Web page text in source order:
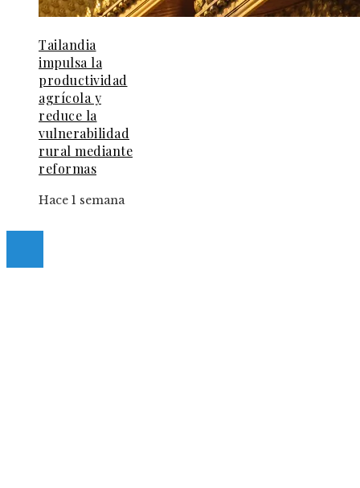
Tailandia
impulsa la
productividad
agrícola y
reduce la
vulnerabilidad
rural mediante
reformas
Hace 1 semana